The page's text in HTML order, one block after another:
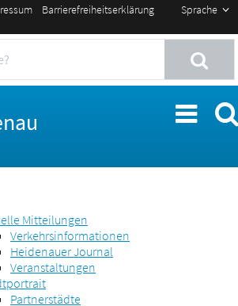
Sprache
Barrierefreiheitserklärung
Mitteilungen
Verkehrsinformationen
Heidenauer Journal
Veranstaltungen
Partnerstädte